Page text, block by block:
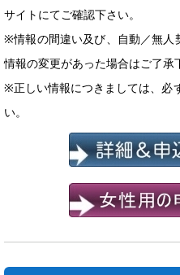
サイトにてご確認下さい。
※情報の間違い及び、自動／無人
情報の変更があった場合はご了承
※正しい情報につきましては、必
い。